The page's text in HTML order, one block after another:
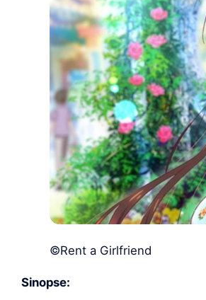
©Rent a Girlfriend
Sinopse: